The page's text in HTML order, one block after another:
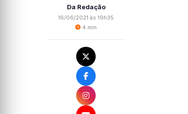
Da Redação
16/06/2021 às 19h35
4 min